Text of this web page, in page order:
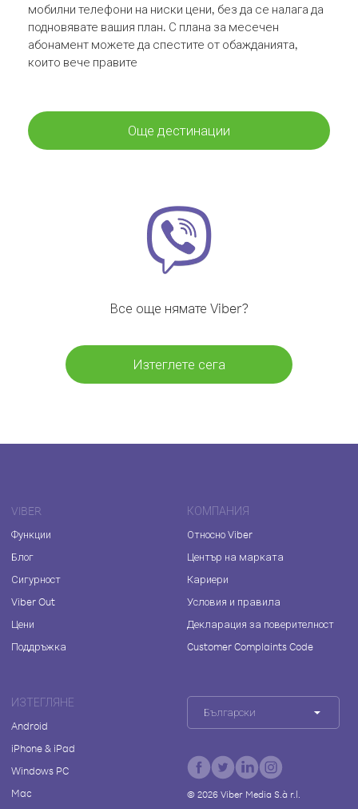
мобилни телефони на ниски цени, без да се налага да
подновявате вашия план. С плана за месечен
абонамент можете да спестите от обажданията,
които вече правите
Още дестинации
Все още нямате Viber?
Изтеглете сега
VIBER
Функции
Блог
Сигурност
Viber Out
Цени
Поддръжка
КОМПАНИЯ
Относно Viber
Център на марката
Кариери
Условия и правила
Декларация за поверителност
Customer Complaints Code
ИЗТЕГЛЯНЕ
Android
iPhone & iPad
Windows PC
Mac
Български
© 2026Viber Media S.à r.l.